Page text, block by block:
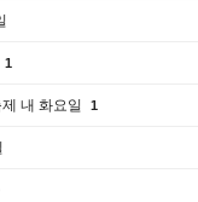
1
내 화요일 1